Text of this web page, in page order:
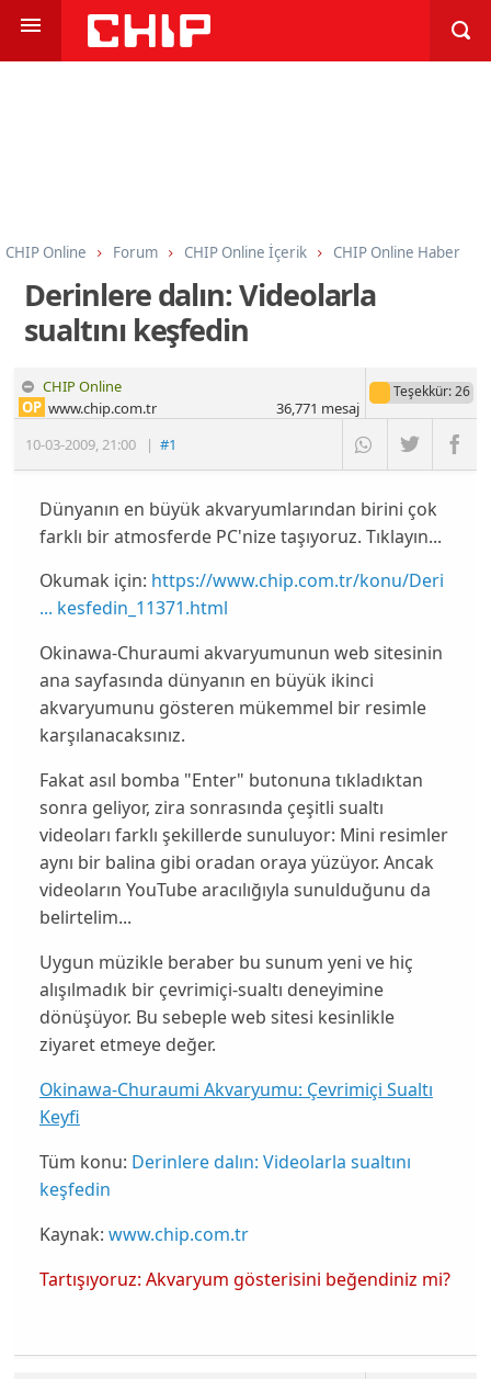
CHIP Online Forum CHIP Online İçerik CHIP Online Haber
Derinlere dalın: Videolarla
sualtını keşfedin
CHIP Online
10-03-2009,21:00 |#1
OP www.chip.com.tr
Teşekkür: 26
36,771 mesaj
Dünyanın en büyük akvaryumlarından birini çok
farklı bir atmosferde PC'nize taşıyoruz. Tıklayın...
Okumak için: https://www.chip.com.tr/konu/Deri
... kesfedin_11371.html
Okinawa-Churaumi akvaryumunun web sitesinin
ana sayfasında dünyanın en büyük ikinci
akvaryumunu gösteren mükemmel bir resimle
karşılanacaksınız.
Fakat asıl bomba "Enter" butonuna tıkladıktan
sonra geliyor, zira sonrasında çeşitli sualtı
videoları farklı şekillerde sunuluyor: Mini resimler
aynı bir balina gibi oradan oraya yüzüyor. Ancak
videoların YouTubearacılığıyla sunulduğunu da
belirtelim...
Uygun müzikle beraber bu sunum yeni ve hiç
alışılmadık bir çevrimiçi-sualtı deneyimine
dönüşüyor. Bu sebeple web sitesi kesinlikle
ziyaret etmeye değer.
Okinawa-Churaumi Akvaryumu: Çevrimiçi Sualtı
Keyfi
Tüm konu: Derinlere dalın: Videolarla sualtını
keşfedin
Kaynak: www.chip.com.tr
Tartışıyoruz: Akvaryum gösterisini beğendiniz mi?